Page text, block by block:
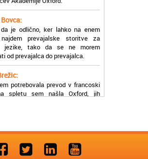
da je odlično, ker lahko na enem
prevajalske storitve za
jezike, tako da se ne morem
od prevajalca do prevajalca.
potrebovala prevod v francoski
spletu sem našla Oxford, jih
in v roku nekaj ur sem po
pošti prejela prevod. Resnično
hitri in ljubeznivi, za njih imam
besede!